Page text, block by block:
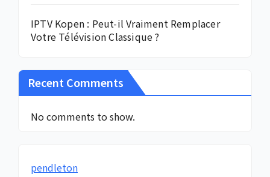
IPTV Kopen : Peut-il Vraiment Remplacer
Votre Télévision Classique ?
Recent Comments
No comments to show.
pendleton